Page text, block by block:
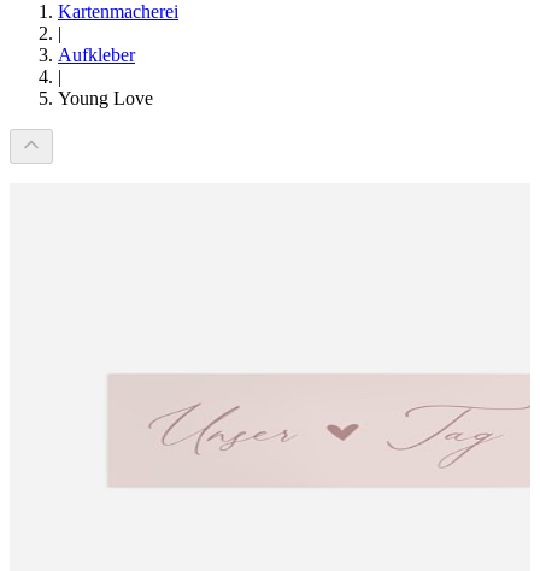
Kartenmacherei
|
Aufkleber
|
Young Love